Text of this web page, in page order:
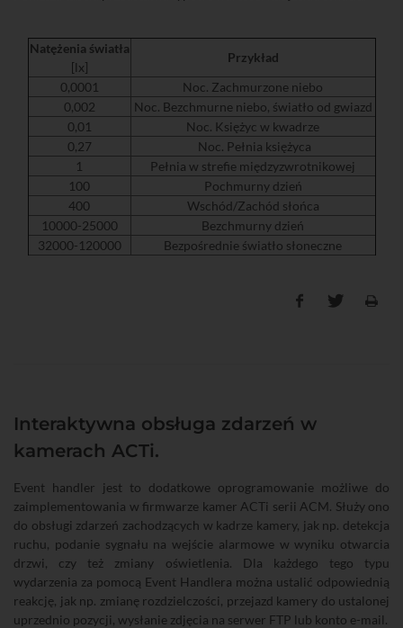
Natężenia światła
[lx]
Przykład
0,0001
Noc. Zachmurzone niebo
0,002
Noc. Bezchmurne niebo, światło od gwiazd
0,01
Noc. Księżyc w kwadrze
0,27
Noc. Pełnia księżyca
1
Pełnia w strefie międzyzwrotnikowej
100
Pochmurny dzień
400
Wschód/Zachód słońca
10000-25000
Bezchmurny dzień
32000-120000
Bezpośrednie światło słoneczne
Interaktywna obsługa zdarzeń w
kamerach ACTi.
Event handler jest to dodatkowe oprogramowanie możliwe do
zaimplementowania w firmwarze kamer ACTi serii ACM. Służy ono
do obsługi zdarzeń zachodzących w kadrze kamery, jak np. detekcja
ruchu, podanie sygnału na wejście alarmowe w wyniku otwarcia
drzwi, czy też zmiany oświetlenia. Dla każdego tego typu
wydarzenia za pomocą Event Handlera można ustalić odpowiednią
reakcję, jak np. zmianę rozdzielczości, przejazd kamery do ustalonej
uprzednio pozycji, wysłanie zdjęcia na serwer FTP lub konto e-mail.